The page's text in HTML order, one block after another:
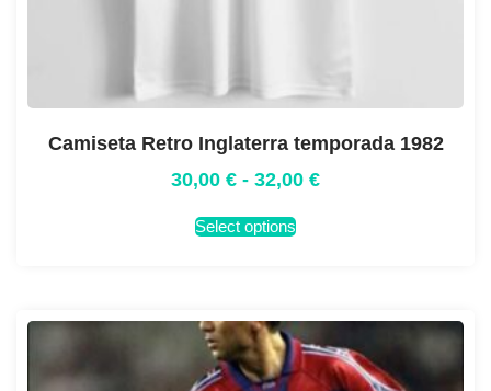
Camiseta Retro Inglaterra temporada 1982
30,00 € - 32,00 €
Select options